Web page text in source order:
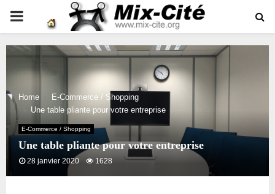
PRIMARY
MENU
Home
E-Commerce / Shopping
Une table pliante pour votre entreprise
E-Commerce / Shopping
Une table pliante pour votre entreprise
28 janvier 2020 1628